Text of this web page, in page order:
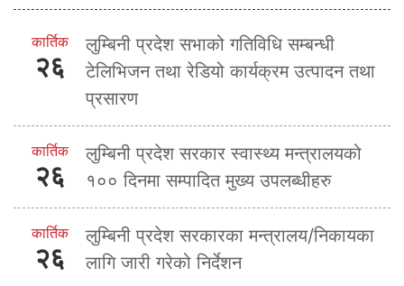
कार्तिक
२६
लुम्बिनी प्रदेश सभाको गतिविधि सम्बन्धी
टेलिभिजन तथा रेडियो कार्यक्रम उत्पादन तथा
प्रसारण
कार्तिक
२६
लुम्बिनी प्रदेश सरकार स्वास्थ्य मन्त्रालयको
१०० दिनमा सम्पादित मुख्य उपलब्धीहरु
कार्तिक
२६
लुम्बिनी प्रदेश सरकारका मन्त्रालय/निकायका
लागि जारी गरेको निर्देशन